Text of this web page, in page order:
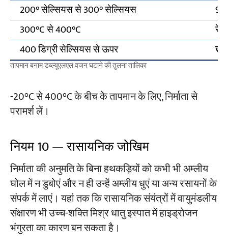
200° सेल्सियस से 300° सेल्सियस
300°C से 400°C
400 डिग्री सेल्सियस से ऊपर
तापमान बनाम डब्ल्यूएलएल वजन घटाने की तुलना तालिका
-20°C से 400°C के बीच के तापमान के लिए, निर्माता से
परामर्श लें।
नियम 10 — रासायनिक जोखिम
निर्माता की अनुमति के बिना हथकड़ियों को कभी भी अम्लीय
घोल में न डुबोएं और न ही उन्हें अम्लीय धुएं या अन्य रसायनों के
संपर्क में लाएं। यहां तक कि रासायनिक संयंत्रों में वायुमंडलीय
संक्षारण भी उच्च-शक्ति मिश्र धातु इस्पात में हाइड्रोजन
भंगुरता का कारण बन सकता है।